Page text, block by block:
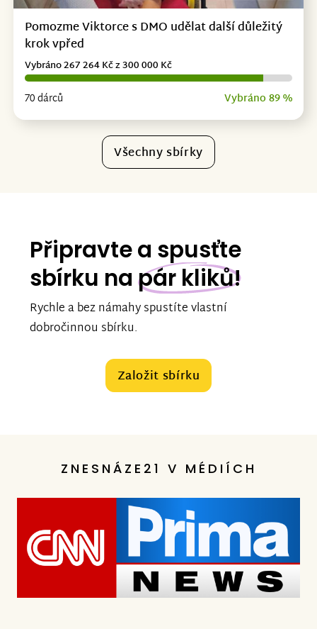
Pomozme Viktorce s DMO udělat další důležitý
krok vpřed
70 dárců Vybráno 89 %
Vybráno 267 264 Kč z 300 000 Kč
Všechny sbírky
Připravte a spusťte
sbírku na pár kliků!
Rychle a bez námahy spustíte vlastní
dobročinnou sbírku.
Založit sbírku
ZNESNÁZE21 V MÉDIÍCH